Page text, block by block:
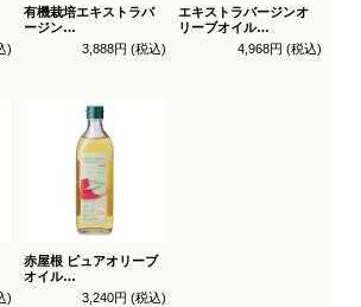
)
有機栽培エキストラバ
ージン
オリーブオイル シング
ル 450g徳用
3,888円 (税込)
エキストラバージンオ
リーブオイル
トルトサ 450g 1本箱入
（スペイン自社農園
4,968円 (税込)
)
赤屋根 ピュアオリーブ
オイル
ライト 450g徳用3,240円 (税込)